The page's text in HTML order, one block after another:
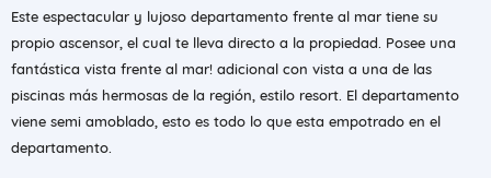
Este espectacular y lujoso departamento frente al mar tiene su
propio ascensor, el cual te lleva directo a la propiedad. Posee una
fantástica vista frente al mar! adicional con vista a una de las
piscinas más hermosas de la región, estilo resort. El departamento
viene semi amoblado, esto es todo lo que esta empotrado en el
departamento.